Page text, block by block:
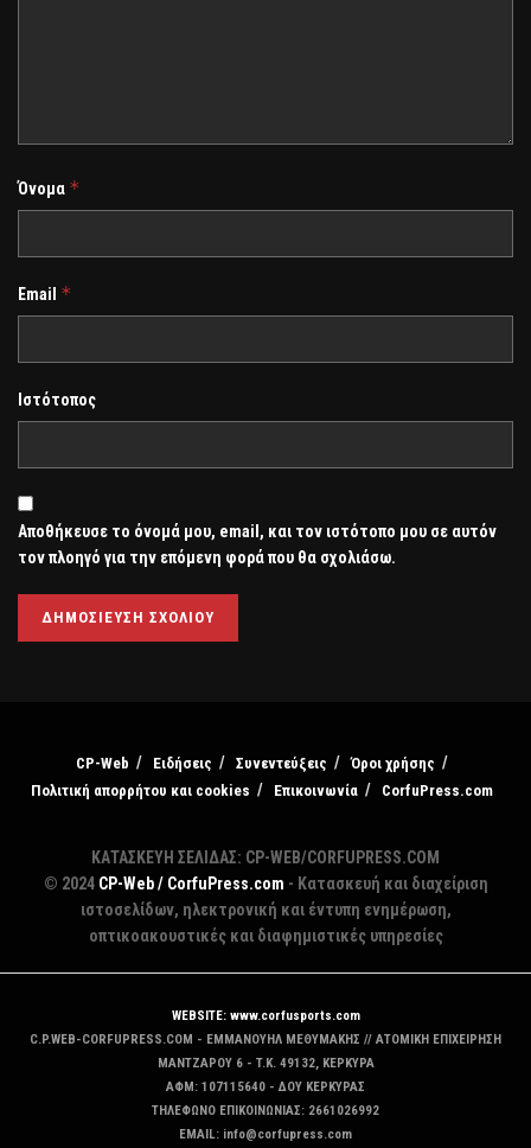
Όνομα *
Email *
Ιστότοπος
Αποθήκευσε το όνομά μου, email, και τον ιστότοπο μου σε αυτόν
τον πλοηγό για την επόμενη φορά που θα σχολιάσω.
CP-Web Ειδήσεις Συνεντεύξεις
Όροι χρήσης
Πολιτική απορρήτου και cookies
Επικοινωνία CorfuPress.com
ΚΑΤΑΣΚΕΥΗ ΣΕΛΙΔΑΣ: CP-WEB/CORFUPRESS.COM
© 2024 CP-Web / CorfuPress.com - Κατασκευή και διαχείριση
ιστοσελίδων, ηλεκτρονική και έντυπη ενημέρωση,
οπτικοακουστικές και διαφημιστικές υπηρεσίες
WEBSITE: www.corfusports.com
C.P.WEB-CORFUPRESS.COM - ΕΜΜΑΝΟΥΗΛ ΜΕΘΥΜΑΚΗΣ // ΑΤΟΜΙΚΗ ΕΠΙΧΕΙΡΗΣΗ
MANTZAΡΟΥ 6 - T.K. 49132, ΚΕΡΚΥΡΑ
ΑΦΜ: 107115640 - ΔΟΥ ΚΕΡΚΥΡΑΣ
ΤΗΛΕΦΩΝΟ ΕΠΙΚΟΙΝΩΝΙΑΣ: 2661026992
EMAIL: info@corfupress.com